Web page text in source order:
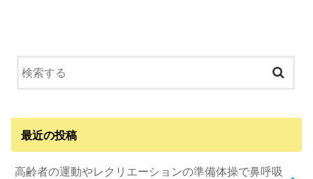
最近の投稿
高齢者の運動やレクリエーションの準備体操で鼻呼吸